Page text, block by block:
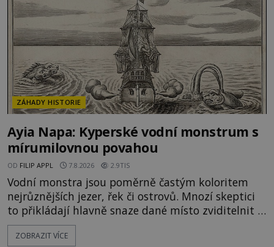
ZÁHADY HISTORIE
Ayia Napa: Kyperské vodní monstrum s
mírumilovnou povahou
OD FILIP APPL 7.8.2026 2.9TIS
Vodní monstra jsou poměrně častým koloritem
nejrůznějších jezer, řek či ostrovů. Mnozí skeptici
to přikládají hlavně snaze dané místo zviditelnit a
přitáhnout k němu pozornost záhadám
nakloněných turistů. Je to také případ kyperského
ZOBRAZIT VÍCE